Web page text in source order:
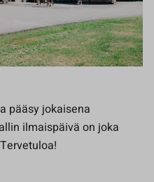
pääsy jokaisena
ilmaispäivä on joka